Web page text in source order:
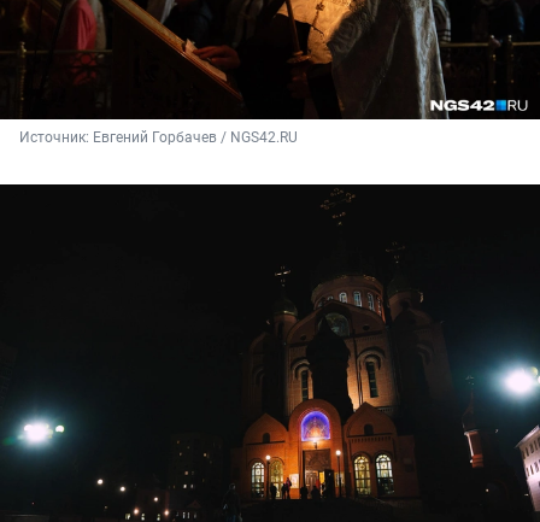
Источник: Евгений Горбачев / NGS42.RU